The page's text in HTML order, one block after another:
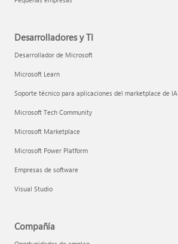
Desarrolladores y TI
Desarrollador de Microsoft
Microsoft Learn
Soporte técnico para aplicaciones del marketplace de IA
Microsoft Tech Community
Microsoft Marketplace
Microsoft Power Platform
Empresas de software
Visual Studio
Compañía